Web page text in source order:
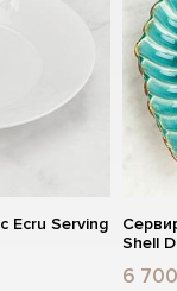
Ecru Serving
Shell
6